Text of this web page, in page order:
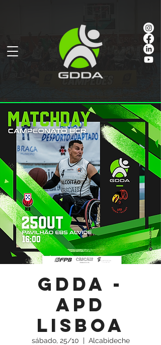
GDDA -
APD
Lisboa
sábado, 25/10
  |
Alcabideche